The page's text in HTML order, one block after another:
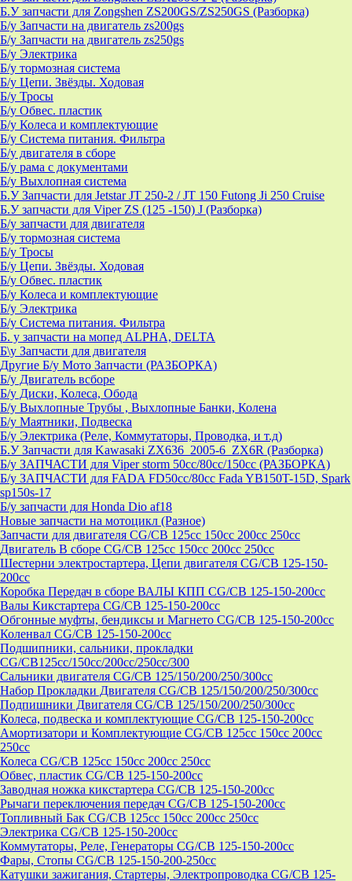
Б.У запчасти для Zongshen ZS200GS/ZS250GS (Разборка)
Б/у Запчасти на двигатель zs200gs
Б/у Запчасти на двигатель zs250gs
Б/у Электрика
Б/у тормозная система
Б/у Цепи. Звёзды. Ходовая
Б/у Тросы
Б/у Обвес. пластик
Б/у Колеса и комплектующие
Б/у Система питания. Фильтра
Б/у двигателя в сборе
Б/у рама с документами
Б/у Выхлопная система
Б.У Запчасти для Jetstar JT 250-2 / JT 150 Futong Ji 250 Cruise
Б.У запчасти для Viper ZS (125 -150) J (Разборка)
Б/у запчасти для двигателя
Б/у тормозная система
Б/у Тросы
Б/у Цепи. Звёзды. Ходовая
Б/у Обвес. пластик
Б/у Колеса и комплектующие
Б/у Электрика
Б/у Система питания. Фильтра
Б. у запчасти на мопед ALPHA, DELTA
Б\у Запчасти для двигателя
Другие Б/у Мото Запчасти (РАЗБОРКА)
Б/у Двигатель всборе
Б/у Диски, Колеса, Обода
Б/у Выхлопные Трубы , Выхлопные Банки, Колена
Б/у Маятники, Подвеска
Б/у Электрика (Реле, Коммутаторы, Проводка, и т.д)
Б.У Запчасти для Kawasaki ZX636_2005-6_ZX6R (Разборка)
Б/у ЗАПЧАСТИ для Viper storm 50cc/80cc/150cc (РАЗБОРКА)
Б/у ЗАПЧАСТИ для FADA FD50cc/80cc Fada YB150T-15D, Spark
sp150s-17
Б/у запчасти для Honda Dio af18
Новые запчасти на мотоцикл (Разное)
Запчасти для двигателя CG/CB 125cc 150cc 200cc 250cc
Двигатель В сборе CG/CB 125cc 150cc 200cc 250cc
Шестерни электростартера, Цепи двигателя CG/CB 125-150-
200cc
Коробка Передач в сборе ВАЛЫ КПП CG/CB 125-150-200cc
Валы Кикстартера CG/CB 125-150-200cc
Обгонные муфты, бендиксы и Магнето CG/CB 125-150-200cc
Коленвал CG/CB 125-150-200cc
Подшипники, сальники, прокладки
CG/CB125сс/150cc/200cc/250cc/300
Сальники двигателя CG/CB 125/150/200/250/300cc
Набор Прокладки Двигателя CG/CB 125/150/200/250/300cc
Подпишники Двигателя CG/CB 125/150/200/250/300cc
Колеса, подвеска и комплектующие CG/CB 125-150-200cc
Амортизатори и Комплектующие CG/CB 125cc 150cc 200cc
250cc
Колеса CG/CB 125cc 150cc 200cc 250cc
Обвес, пластик CG/CB 125-150-200cc
Заводная ножка кикстартера CG/CB 125-150-200cc
Рычаги переключения передач CG/CB 125-150-200cc
Топливный Бак CG/CB 125cc 150cc 200cc 250cc
Электрика CG/CB 125-150-200cc
Коммутаторы, Реле, Генераторы CG/CB 125-150-200cc
Фары, Стопы CG/CB 125-150-200-250cc
Катушки зажигания, Стартеры, Электропроводка CG/CB 125-